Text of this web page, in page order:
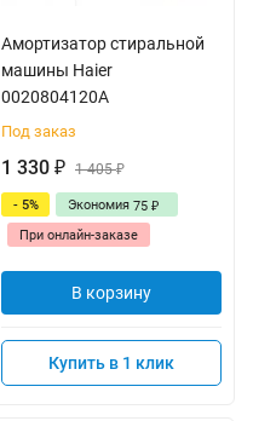
Амортизатор стиральной
машины Haier
0020804120A
Под заказ
1 330 ₽ 1 405₽
- 5% Экономия 75 ₽
При онлайн-заказе
В корзину
Купить в 1 клик